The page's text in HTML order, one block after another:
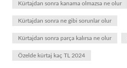
Kürtajdan sonra kanama olmazsa ne olur
Kürtajdan sonra ne gibi sorunlar olur
Kürtajdan sonra parça kalırsa ne olur
Özelde kürtaj kaç TL 2024